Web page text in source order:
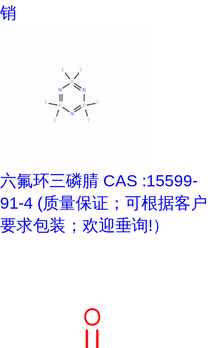
销
六氟环三磷腈 CAS :15599-
91-4 (质量保证；可根据客户
要求包装；欢迎垂询!）